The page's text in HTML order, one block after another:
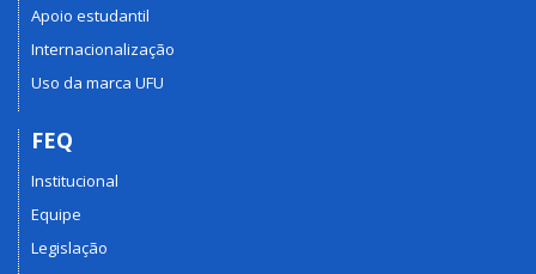
Apoio estudantil
Internacionalização
Uso da marca UFU
FEQ
Institucional
Equipe
Legislação